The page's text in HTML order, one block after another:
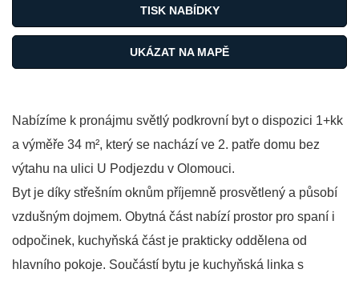
Nabízíme k pronájmu světlý podkrovní byt o dispozici 1+kk
a výměře 34 m², který se nachází ve 2. patře domu bez
výtahu na ulici U Podjezdu v Olomouci.
Byt je díky střešním oknům příjemně prosvětlený a působí
vzdušným dojmem. Obytná část nabízí prostor pro spaní i
odpočinek, kuchyňská část je prakticky oddělena od
hlavního pokoje. Součástí bytu je kuchyňská linka s
UKÁZAT NA MAPĚ
TISK NABÍDKY